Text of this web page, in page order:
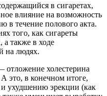
в сигаретах,
влияние на возможность
в течение полового акта.
того, как сигареты
также в ходе
на людях.
отложение холестерина
это, в конечном итоге,
ухудшению эрекции (как